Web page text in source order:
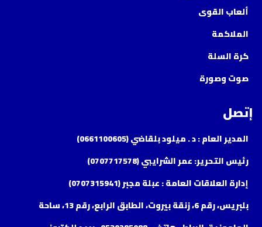
ألعاب القوى
الملاكمة
كرة السلة
صوت وصورة
إتصل
المدير العام : د . ميلود بلقاضي (0661100605)
رئيس التحرير: عمر الشرايبي (0707717578)
إدارة العلاقات العامة : عبلة مجبر (0707315941)
بلبريس، رقم 6، زنقة بيروت، الطابق الرابع، رقم 13، ساحة